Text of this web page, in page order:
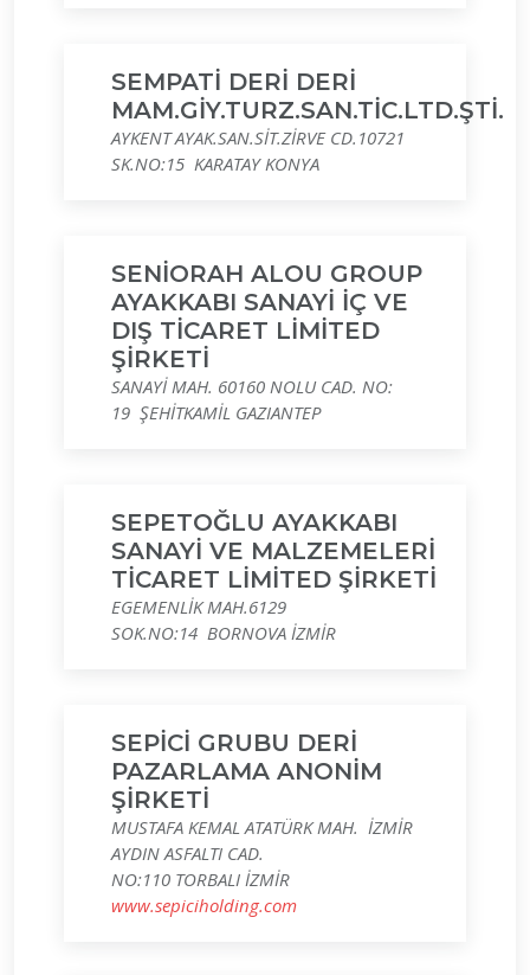
SEMPATİ DERİ DERİ
MAM.GİY.TURZ.SAN.TİC.LTD.ŞTİ.
AYKENT AYAK.SAN.SİT.ZİRVE CD.10721
SK.NO:15 KARATAY KONYA
SENİORAH ALOU GROUP
AYAKKABI SANAYİ İÇ VE
DIŞ TİCARET LİMİTED
ŞİRKETİ
SANAYİ MAH. 60160 NOLU CAD. NO:
19 ŞEHİTKAMİL GAZIANTEP
SEPETOĞLU AYAKKABI
SANAYİ VE MALZEMELERİ
TİCARET LİMİTED ŞİRKETİ
EGEMENLİK MAH.6129
SOK.NO:14 BORNOVA İZMİR
SEPİCİ GRUBU DERİ
PAZARLAMA ANONİM
ŞİRKETİ
MUSTAFA KEMAL ATATÜRK MAH. İZMİR
AYDIN ASFALTI CAD.
NO:110 TORBALI İZMİR
www.sepiciholding.com